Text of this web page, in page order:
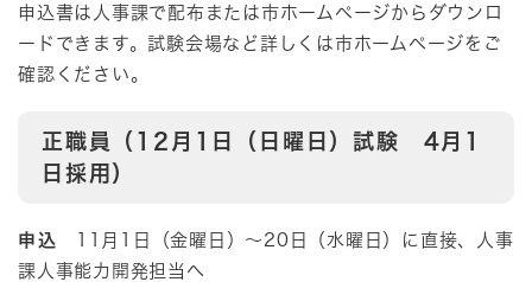
申込書は人事課で配布または市ホームページからダウンロ
ードできます。試験会場など詳しくは市ホームページをご
確認ください。
正職員（12月1日（日曜日）試験 4月1
日採用）
申込 11月1日（金曜日）～20日（水曜日）に直接、人事
課人事能力開発担当へ